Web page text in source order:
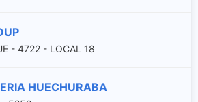
- 4722 - LOCAL 18
HUECHURABA